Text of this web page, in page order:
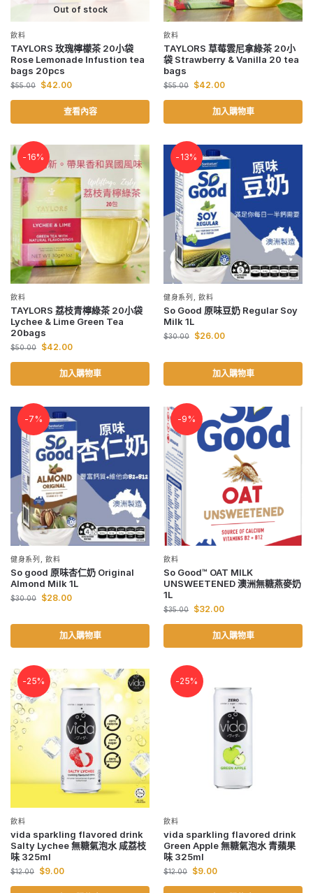
Out of stock
飲料
TAYLORS 玫瑰檸檬茶 20小袋
Rose Lemonade Infustion tea
bags 20pcs
$55.00 $42.00
查看內容
飲料
TAYLORS 草莓雲尼拿綠茶 20小
袋 Strawberry & Vanilla 20 tea
bags
$55.00 $42.00
加入購物車
-16%
飲料
TAYLORS 荔枝青檸綠茶 20小袋
Lychee & Lime Green Tea
20bags
$50.00 $42.00
加入購物車
-13%
健身系列 ,飲料
So Good 原味豆奶 Regular Soy
Milk 1L
$30.00 $26.00
加入購物車
-7%
健身系列 ,飲料
So good 原味杏仁奶 Original
Almond Milk 1L
$30.00 $28.00
加入購物車
-9%
飲料
So Good™ OAT MILK
UNSWEETENED 澳洲無糖燕麥奶
1L
$35.00 $32.00
加入購物車
-25%
飲料
vida sparkling flavored drink
Salty Lychee 無糖氣泡水 咸荔枝
味 325ml
$12.00 $9.00
-25%
飲料
vida sparkling flavored drink
Green Apple 無糖氣泡水 青蘋果
味 325ml
$12.00 $9.00